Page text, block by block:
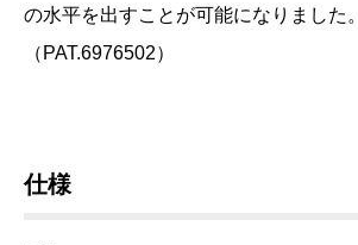
の水平を出すことが可能になりました。
（PAT.6976502）
仕様